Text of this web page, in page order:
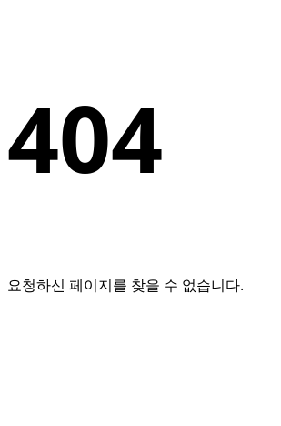
404
요청하신 페이지를 찾을 수 없습니다.